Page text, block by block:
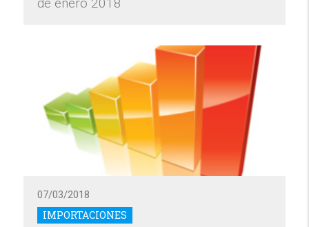
de enero 2018
IMPORTACIONES
07/03/2018